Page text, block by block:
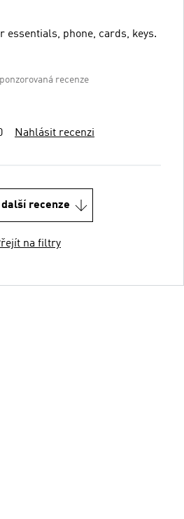
essentials, phone, cards, keys.
recenze
Nahlásit recenzi
recenze
na filtry